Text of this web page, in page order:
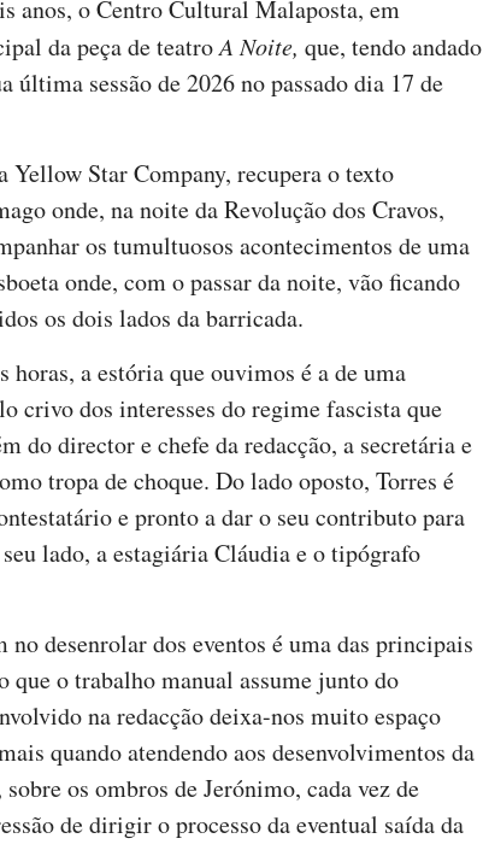
anos, o Centro Cultural Malaposta, em
da peça de teatroA Noite, que, tendo andado
última sessão de 2026 no passado dia 17 de
Yellow Star Company, recupera o texto
onde, na noite da Revolução dos Cravos,
os tumultuosos acontecimentos de uma
onde, com o passar da noite, vão ficando
os dois lados da barricada.
horas, a estória que ouvimos é a de uma
crivo dos interesses do regime fascista que
do director e chefe da redacção, a secretária e
tropa de choque. Do lado oposto, Torres é
e pronto a dar o seu contributo para
lado, a estagiária Cláudia e o tipógrafo
no desenrolar dos eventos é uma das principais
que o trabalho manual assume junto do
na redacção deixa-nos muito espaço
quando atendendo aos desenvolvimentos da
os ombros de Jerónimo, cada vez de
de dirigir o processo da eventual saída da